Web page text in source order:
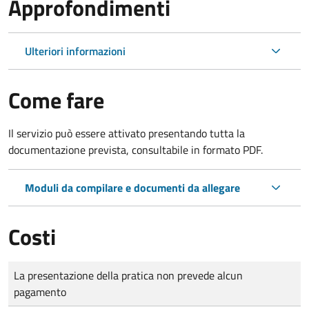
Approfondimenti
Ulteriori informazioni
Come fare
Il servizio può essere attivato presentando tutta la
documentazione prevista, consultabile in formato PDF.
Moduli da compilare e documenti da allegare
Costi
Tipo di pagamento
Importo
La presentazione della pratica non prevede alcun
pagamento